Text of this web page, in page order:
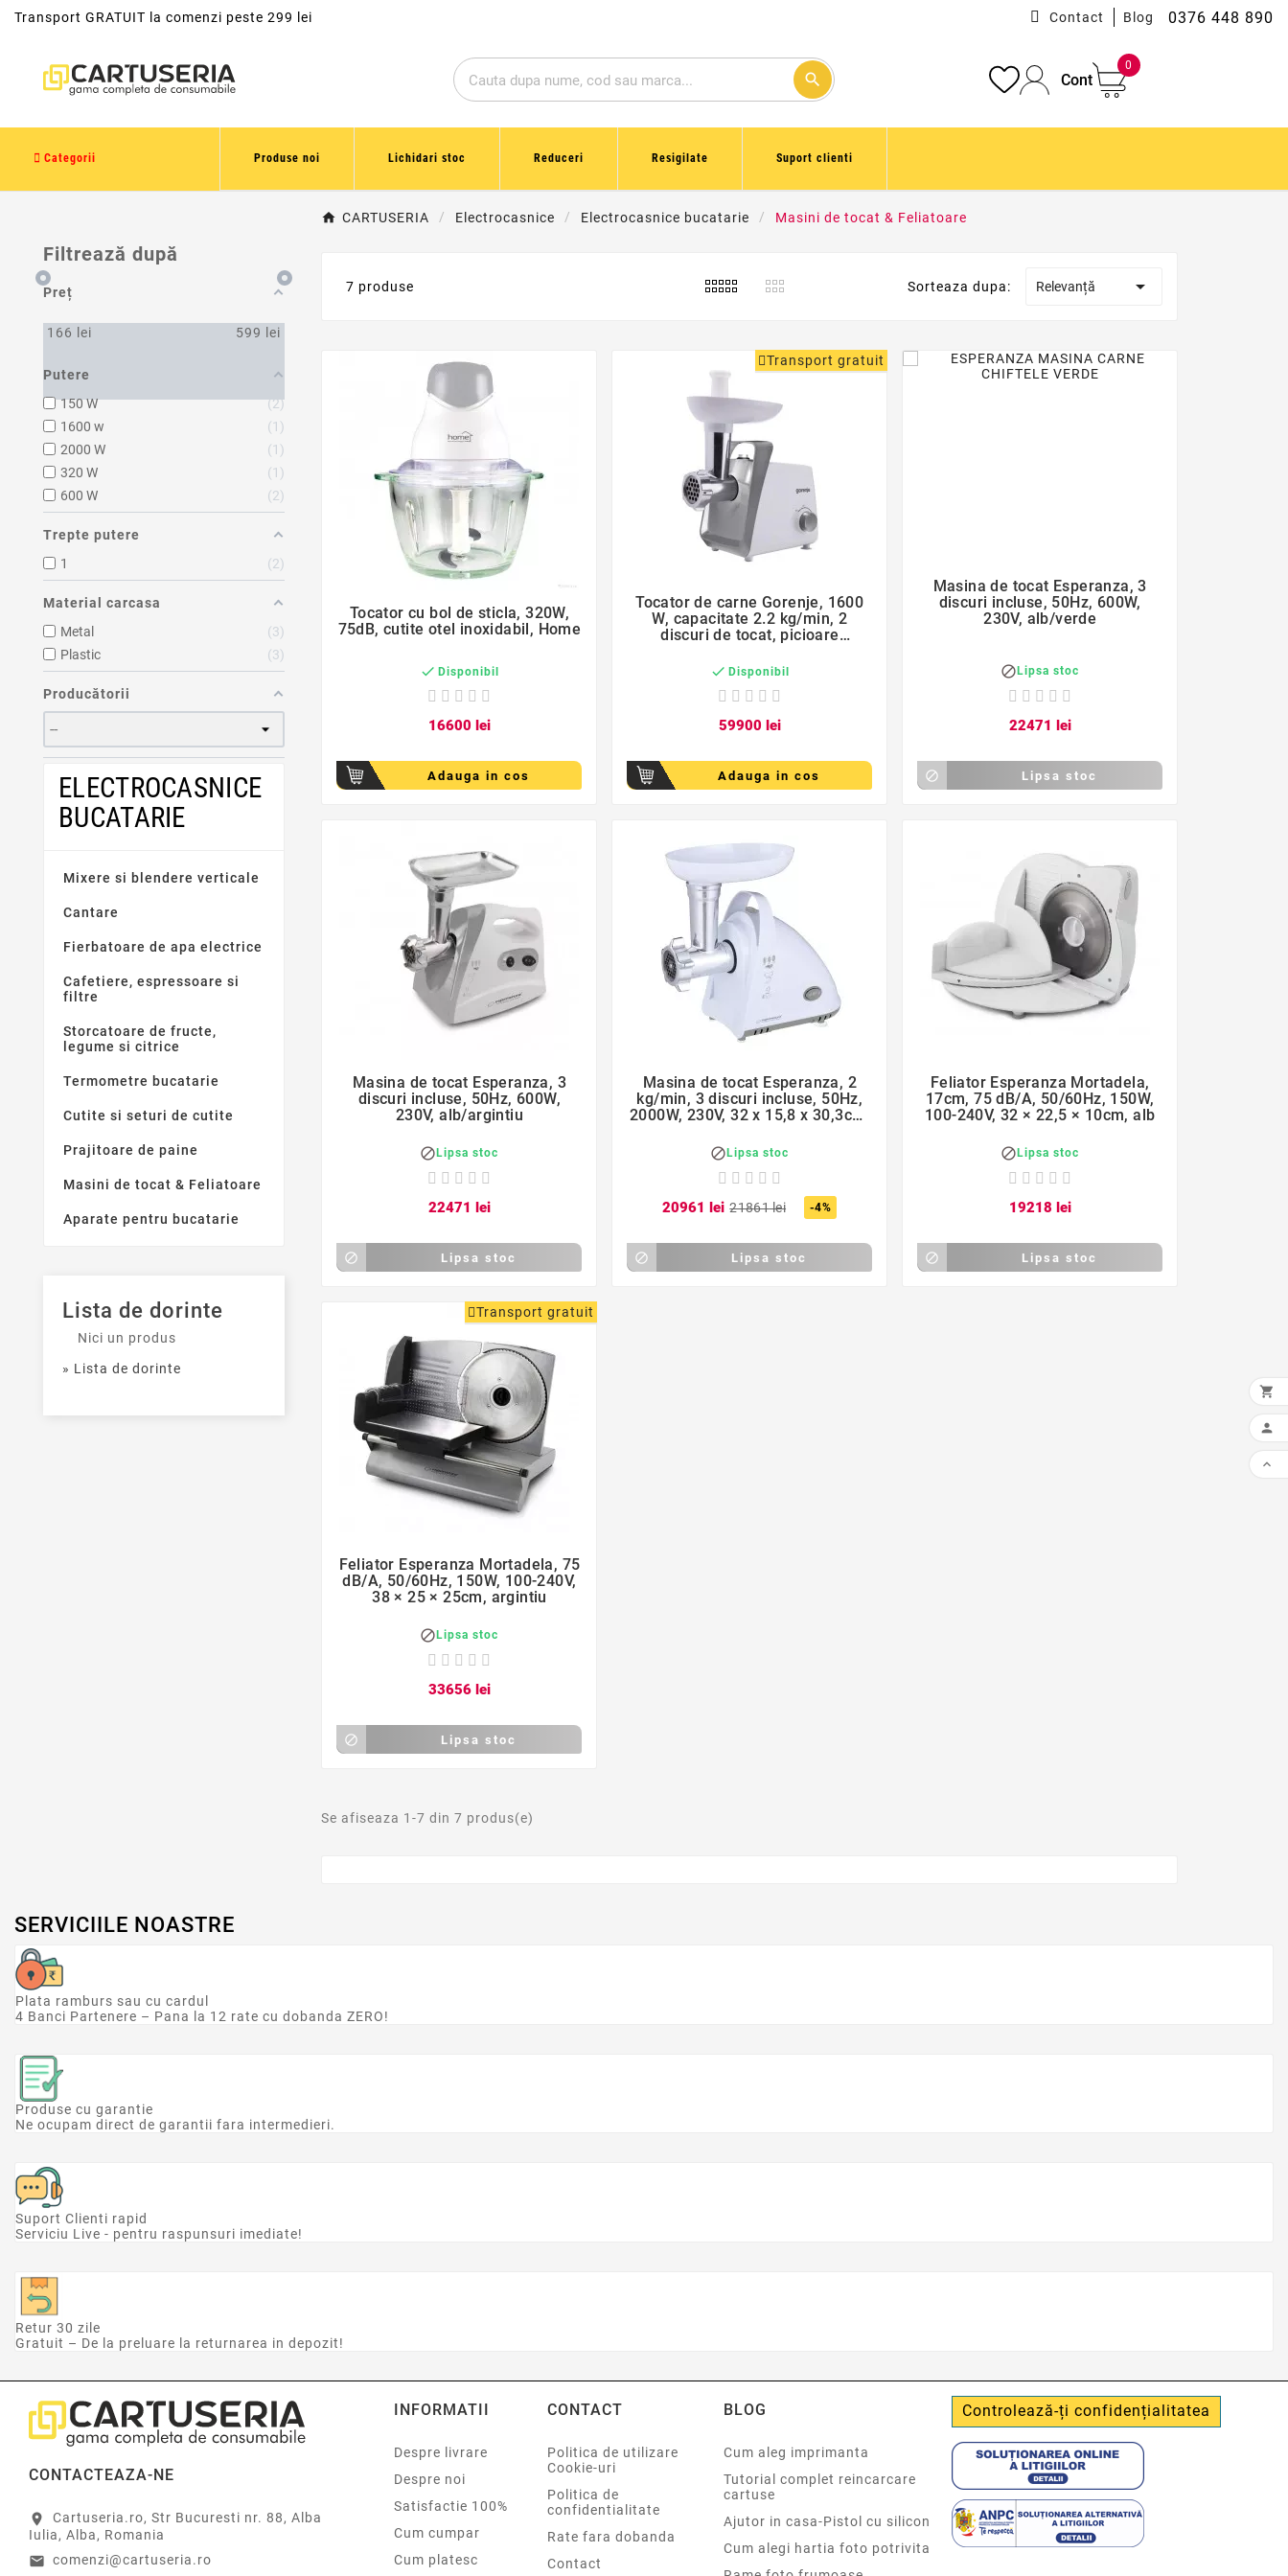
0376 448 890
Transport GRATUIT la comenzi peste 299 lei Contact Blog
search Cont
0
Categorii Produse noi Lichidari stoc Reduceri Resigilate Suport clienti
CARTUSERIA Electrocasnice Electrocasnice bucatarie Masini de tocat & Feliatoare
Filtrează după
Preț
166 lei 599 lei
Putere
150 W
2
1600 w
1
2000 W
1
320 W
1
600 W
2
Trepte putere
1
2
Material carcasa
Metal
3
Plastic
3
Producătorii
ELECTROCASNICE
BUCATARIE
Mixere si blendere verticale
Cantare
Fierbatoare de apa electrice
Cafetiere, espressoare si
filtre
Storcatoare de fructe,
legume si citrice
Termometre bucatarie
Cutite si seturi de cutite
Prajitoare de paine
Masini de tocat & Feliatoare
Aparate pentru bucatarie
Lista de dorinte
Nici un produs
» Lista de dorinte
7 produse Sorteaza dupa: Relevanță 

favorite_border
Tocator cu bol de sticla, 320W,
75dB, cutite otel inoxidabil, Home
 Disponibil
16600 lei
Adauga in cos
Transport gratuit

favorite_border
Tocator de carne Gorenje, 1600
W, capacitate 2.2 kg/min, 2
discuri de tocat, picioare
 Disponibil
59900 lei
Adauga in cos

Masina de tocat Esperanza, 3
discuri incluse, 50Hz, 600W,
230V, alb/verde
Lipsa stoc
22471 lei
 Lipsa stoc

favorite_border
Masina de tocat Esperanza, 3
discuri incluse, 50Hz, 600W,
230V, alb/argintiu
Lipsa stoc
22471 lei
 Lipsa stoc

favorite_border
Masina de tocat Esperanza, 2
kg/min, 3 discuri incluse, 50Hz,
2000W, 230V, 32 x 15,8 x 30,3cm,
Lipsa stoc
20961 lei 21861lei -4%
 Lipsa stoc

favorite_border
Feliator Esperanza Mortadela,
17cm, 75 dB/A, 50/60Hz, 150W,
100-240V, 32 × 22,5 × 10cm, alb
Lipsa stoc
19218 lei
 Lipsa stoc
Transport gratuit

favorite_border
Feliator Esperanza Mortadela, 75
dB/A, 50/60Hz, 150W, 100-240V,
38 × 25 × 25cm, argintiu
Lipsa stoc
33656lei
 Lipsa stoc
Se afiseaza 1-7 din 7 produs(e)
SERVICIILE NOASTRE
Plata ramburs sau cu cardul
4 Banci Partenere – Pana la 12 rate cu dobanda ZERO!
Produse cu garantie
Ne ocupam direct de garantii fara intermedieri.
Suport Clienti rapid
Serviciu Live - pentru raspunsuri imediate!
Retur 30 zile
Gratuit – De la preluare la returnarea in depozit!
CONTACTEAZA-NE
location_on
Cartuseria.ro, Str Bucuresti nr. 88, Alba
Iulia, Alba, Romania
email comenzi@cartuseria.ro
INFORMATII
Despre livrare
Despre noi
Satisfactie 100%
Cum cumpar
Cum platesc
CONTACT
Politica de utilizare
Cookie-uri
Politica de
confidentialitate
Rate fara dobanda
Contact
BLOG
Cum aleg imprimanta
Tutorial complet reincarcare
cartuse
Ajutor in casa-Pistol cu silicon
Cum alegi hartia foto potrivita
Controlează-ți confidențialitatea


